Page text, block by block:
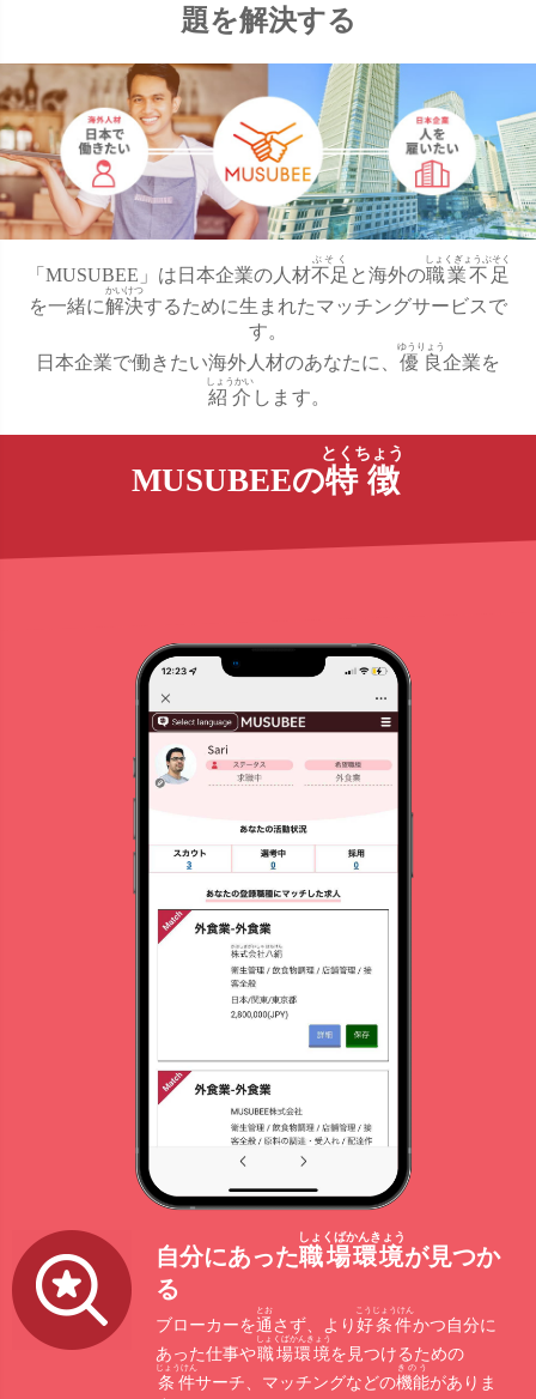
題を解決する
「MUSUBEE」は日本企業の人材不足
ぶそく
と海外の職業不足
しょくぎょうぶそく
を一緒に解決
かいけつ
するために生まれたマッチングサービスで
す。
日本企業で働きたい海外人材のあなたに、 優良
ゆうりょう
企業を
紹介
しょうかい
します。
MUSUBEEの特徴
とくちょう
自分にあった職場環境
しょくばかんきょう
が見つか
る
ブローカーを通
とお
さず、より好条件
こうじょうけん
かつ自分に
あった仕事や職場環境
しょくばかんきょう
を見つけるための
条件
じょうけん
サーチ、マッチングなどの機能
きのう
がありま